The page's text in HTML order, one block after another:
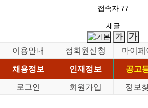
접속자 77
새글
이용안내 정회원신청 마이페
채용정보
인재정보 공고
로그인
회원가입 정보